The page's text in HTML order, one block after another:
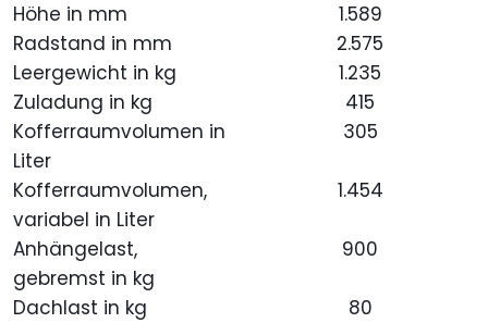
Höhe in mm
1.589
Radstand in mm
2.575
Leergewicht in kg
1.235
Zuladung in kg
415
Kofferraumvolumen in
Liter
305
Kofferraumvolumen,
variabel in Liter
1.454
Anhängelast,
gebremst in kg
900
Dachlast in kg
80